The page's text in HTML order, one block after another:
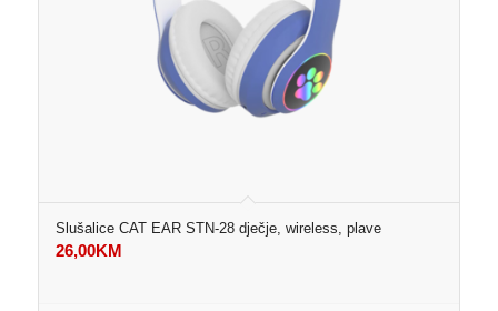
Slušalice CAT EAR STN-28 dječje, wireless, plave
26,00KM